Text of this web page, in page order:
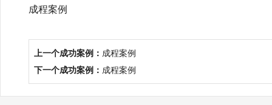
成程案例
上一个成功案例： 成程案例
下一个成功案例： 成程案例